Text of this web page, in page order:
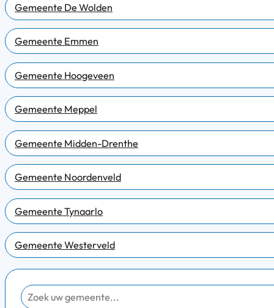
Gemeente De Wolden
Gemeente Emmen
Gemeente Hoogeveen
Gemeente Meppel
Gemeente Midden-Drenthe
Gemeente Noordenveld
Gemeente Tynaarlo
Gemeente Westerveld